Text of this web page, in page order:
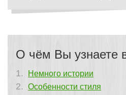
О чём Вы узнаете
Немного истории
Особенности стиля